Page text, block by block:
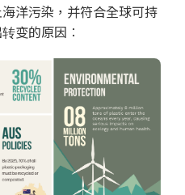
洋污染，并符合全球可持
变的原因∶